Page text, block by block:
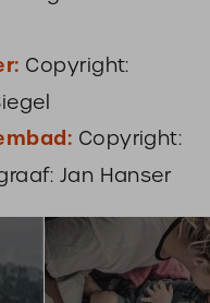
Copyright:
Copyright:
Jan Hanser